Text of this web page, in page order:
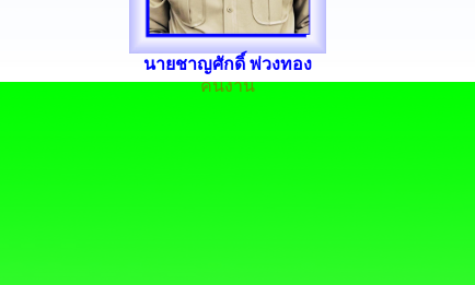
นายชาญศักดิ์ พ่วงทอง
คนงาน